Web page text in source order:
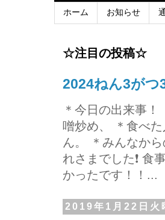
ホーム お知らせ
☆注目の投稿☆
2024ねん3がつ
＊今日の出来事
噌炒め、 ＊食べ
ん。 ＊みんなか
れさまでした❗
かったです！！...
2019年1月22日火